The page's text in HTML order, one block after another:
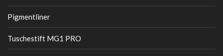
Pigmentliner
Tuschestift MG1 PRO